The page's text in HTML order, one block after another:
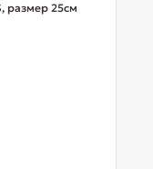
размер 25см